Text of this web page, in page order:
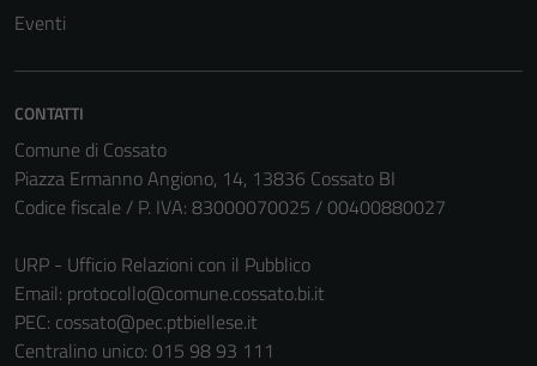
Eventi
CONTATTI
Comune di Cossato
Piazza Ermanno Angiono, 14, 13836 Cossato BI
Codice fiscale / P. IVA: 83000070025 / 00400880027
URP - Ufficio Relazioni con il Pubblico
Email: protocollo@comune.cossato.bi.it
PEC: cossato@pec.ptbiellese.it
Centralino unico: 015 98 93 111